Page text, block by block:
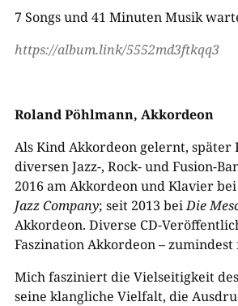
7 Songs und 41 Minuten Musik
https://album.link/5552md3ftkqq3
Roland Pöhlmann, Akkordeon
Als Kind Akkordeon gelernt, später
diversen Jazz-, Rock- und Fusion-
2016 am Akkordeon und Klavier
Jazz ­Company; seit 2013 beiDie
Akkordeon. Diverse CD-​
Faszination Akkordeon –
Mich fasziniert die Vielseitigkeit
seine klangliche Vielfalt, die